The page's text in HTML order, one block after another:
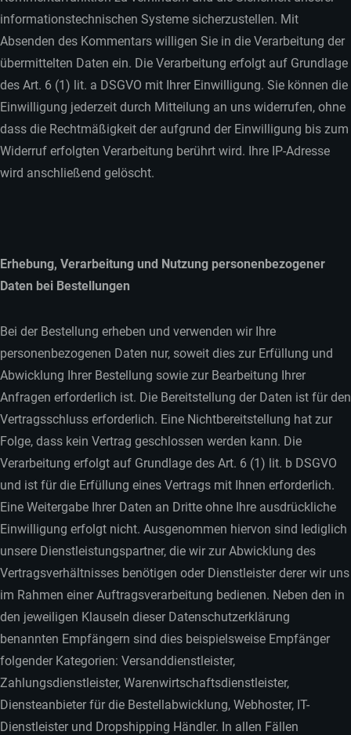
informationstechnischen Systeme sicherzustellen. Mit
Absenden des Kommentars willigen Sie in die Verarbeitung der
übermittelten Daten ein. Die Verarbeitung erfolgt auf Grundlage
des Art. 6 (1) lit. a DSGVO mit Ihrer Einwilligung. Sie können die
Einwilligung jederzeit durch Mitteilung an uns widerrufen, ohne
dass die Rechtmäßigkeit der aufgrund der Einwilligung bis zum
Widerruf erfolgten Verarbeitung berührt wird. Ihre IP-Adresse
wird anschließend gelöscht.
Erhebung, Verarbeitung und Nutzung personenbezogener
Daten bei Bestellungen
Bei der Bestellung erheben und verwenden wir Ihre
personenbezogenen Daten nur, soweit dies zur Erfüllung und
Abwicklung Ihrer Bestellung sowie zur Bearbeitung Ihrer
Anfragen erforderlich ist. Die Bereitstellung der Daten ist für den
Vertragsschluss erforderlich. Eine Nichtbereitstellung hat zur
Folge, dass kein Vertrag geschlossen werden kann. Die
Verarbeitung erfolgt auf Grundlage des Art. 6 (1) lit. b DSGVO
und ist für die Erfüllung eines Vertrags mit Ihnen erforderlich.
Eine Weitergabe Ihrer Daten an Dritte ohne Ihre ausdrückliche
Einwilligung erfolgt nicht. Ausgenommen hiervon sind lediglich
unsere Dienstleistungspartner, die wir zur Abwicklung des
Vertragsverhältnisses benötigen oder Dienstleister derer wir uns
im Rahmen einer Auftragsverarbeitung bedienen. Neben den in
den jeweiligen Klauseln dieser Datenschutzerklärung
benannten Empfängern sind dies beispielsweise Empfänger
folgender Kategorien: Versanddienstleister,
Zahlungsdienstleister, Warenwirtschaftsdienstleister,
Diensteanbieter für die Bestellabwicklung, Webhoster, IT-
Dienstleister und Dropshipping Händler. In allen Fällen